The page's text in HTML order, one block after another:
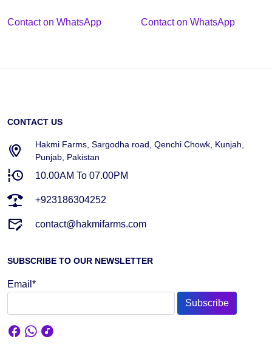
Contact on WhatsApp Contact on WhatsApp
CONTACT US
Hakmi Farms, Sargodha road, Qenchi Chowk, Kunjah,
Punjab, Pakistan
10.00AM To 07.00PM
+923186304252
contact@hakmifarms.com
SUBSCRIBE TO OUR NEWSLETTER
Email*